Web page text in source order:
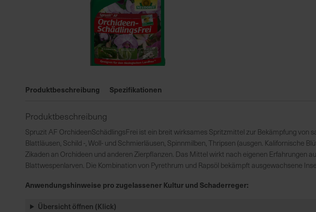
der
springen
Produktbeschreibung Spezifikationen
Produktbeschreibung
Spruzit AF OrchideenSchädlingsFrei ist ein breit wirksames Spritzmittel zur Bekämpfung von
Blattläusen, Schild -, Woll- und Schmierläusen, Spinnmilben, Thripsen (ausgen. Kalifornische
Zikaden an Orchideen und anderen Zierpflanzen. Das Mittel wirkt nach eigenen Erfahrungen
Blattwespenlarven. Die Kombination von Pyrethrum und Rapsöl bekämpft ausgewachsene
Anwendungshinweise pro zugelassener Kultur und Schaderreger:
Übersicht öffnen (Klick)